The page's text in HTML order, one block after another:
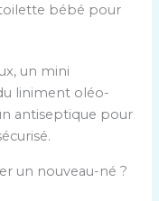
bébé pour
un mini
liniment oléo-
antiseptique pour
un nouveau-né ?